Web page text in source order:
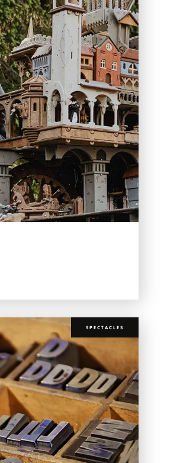
SPECTACLES